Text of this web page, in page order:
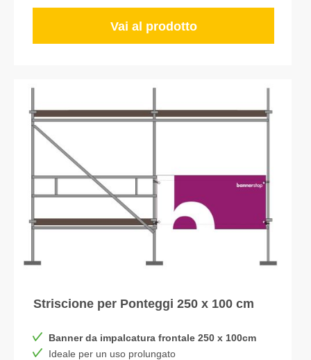
Vai al prodotto
Striscione per Ponteggi 250 x 100 cm
Banner da impalcatura frontale 250 x 100cm
Ideale per un uso prolungato